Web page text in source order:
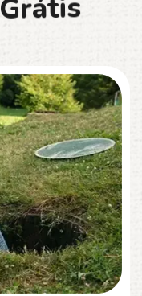
Grátis